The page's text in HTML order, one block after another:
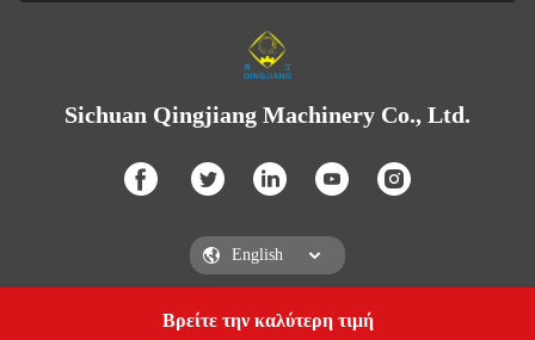
Βρείτε την καλύτερη τιμή
Sichuan Qingjiang Machinery Co., Ltd.
Sichuan Qingjiang Machinery Co., Ltd.Get a Quote